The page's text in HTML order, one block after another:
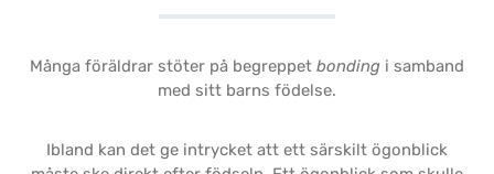
Många föräldrar stöter på begreppet bonding i samband
med sitt barns födelse.
Ibland kan det ge intrycket att ett särskilt ögonblick